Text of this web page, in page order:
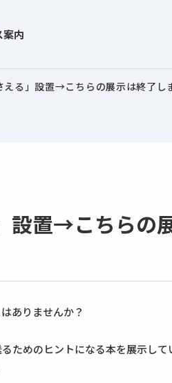
案内
る」設置→こちらの展示は終了し
置→こちらの
ありませんか？
ためのヒントになる本を展示して